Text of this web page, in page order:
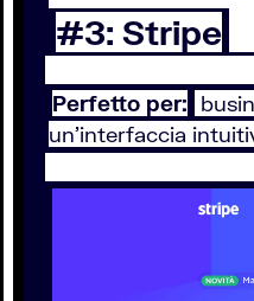
#3: Stripe
Perfetto per:
un’interfaccia